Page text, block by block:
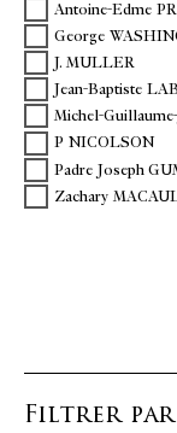
Antoine-Edme
George
J. MULLER
Jean-Baptiste
Michel-
P NICOLSON
Padre Joseph
Zachary
Filtrer par